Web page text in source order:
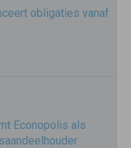
obligaties vanaf
Econopolis als